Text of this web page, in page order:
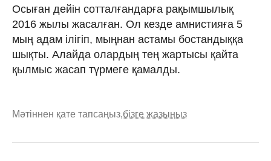
Осыған дейін сотталғандарға рақымшылық
2016 жылы жасалған. Ол кезде амнистияға 5
мың адам ілігіп, мыңнан астамы бостандыққа
шықты. Алайда олардың тең жартысы қайта
қылмыс жасап түрмеге қамалды.
Мәтіннен қате тапсаңыз,бізге жазыңыз